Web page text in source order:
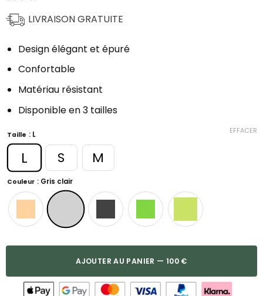
LIVRAISON GRATUITE
Design élégant et épuré
Confortable
Matériau résistant
Disponible en 3 tailles
Taille : L
L S M
Couleur : Gris clair
EFFACER
AJOUTER AU PANIER — 100 €